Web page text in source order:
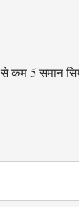
5 समान